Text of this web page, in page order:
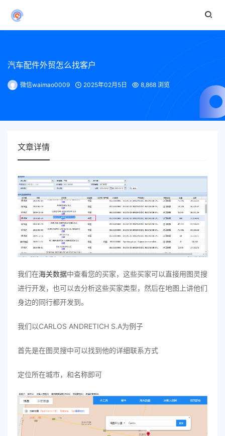
汽车配件外贸怎么找客户
微信waimao0009 2025年02月5日 8,868 浏览
文章详情
我们在海关数据中查看您的买家，这些买家可以直接用图灵搜
进行开发，也可以去分析这些买家类型，然后在地图上讲他们
身边的同行都开发到。
我们以CARLOS ANDRETICH S.A为例子
首先是在图灵搜中可以找到他的详细联系方式
定位所在城市，和名称即可